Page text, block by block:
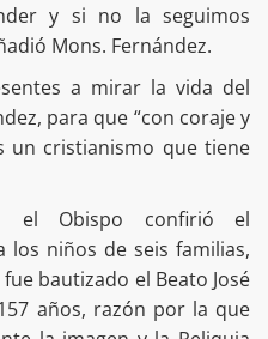
y si no la seguimos
Mons. Fernández.
a mirar la vida del
para que “con coraje y
un cristianismo que tiene
el Obispo confirió el
los niños de seis familias,
bautizado el Beato José
años, razón por la que